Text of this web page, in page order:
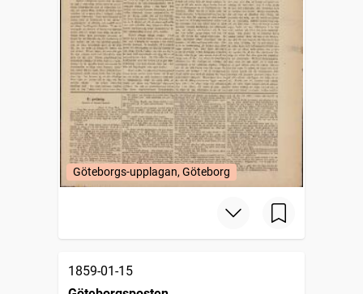
Göteborgs-upplagan, Göteborg
1859-01-15